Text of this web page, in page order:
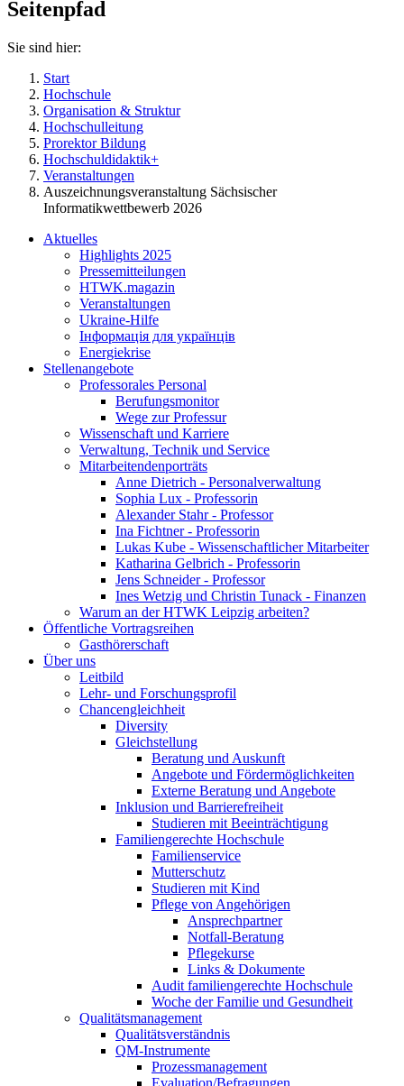
Seitenpfad
Sie sind hier:
Start
Hochschule
Organisation & Struktur
Hochschulleitung
Prorektor Bildung
Hochschuldidaktik+
Veranstaltungen
Auszeichnungsveranstaltung Sächsischer
Informatikwettbewerb 2026
Aktuelles
Highlights 2025
Pressemitteilungen
HTWK.magazin
Veranstaltungen
Ukraine-Hilfe
Інформація для українців
Energiekrise
Stellenangebote
Professorales Personal
Berufungsmonitor
Wege zur Professur
Wissenschaft und Karriere
Verwaltung, Technik und Service
Mitarbeitendenporträts
Anne Dietrich - Personalverwaltung
Sophia Lux - Professorin
Alexander Stahr - Professor
Ina Fichtner - Professorin
Lukas Kube - Wissenschaftlicher Mitarbeiter
Katharina Gelbrich - Professorin
Jens Schneider - Professor
Ines Wetzig und Christin Tunack - Finanzen
Warum an der HTWK Leipzig arbeiten?
Öffentliche Vortragsreihen
Gasthörerschaft
Über uns
Leitbild
Lehr- und Forschungsprofil
Chancengleichheit
Diversity
Gleichstellung
Beratung und Auskunft
Angebote und Fördermöglichkeiten
Externe Beratung und Angebote
Inklusion und Barrierefreiheit
Studieren mit Beeinträchtigung
Familiengerechte Hochschule
Familienservice
Mutterschutz
Studieren mit Kind
Pflege von Angehörigen
Ansprechpartner
Notfall-Beratung
Pflegekurse
Links & Dokumente
Audit familiengerechte Hochschule
Woche der Familie und Gesundheit
Qualitätsmanagement
Qualitätsverständnis
QM-Instrumente
Prozessmanagement
Evaluation/Befragungen